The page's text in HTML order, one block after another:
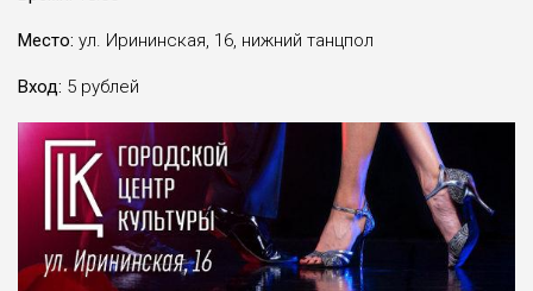
Место: ул. Ирининская, 16, нижний танцпол
Вход: 5 рублей